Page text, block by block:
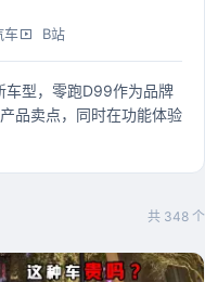
车 B站
车型，零跑D99作为品牌
品卖点，同时在功能体验
共 348 个